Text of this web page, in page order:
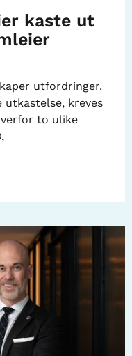
kaste ut
utfordringer.
kreves
to ulike